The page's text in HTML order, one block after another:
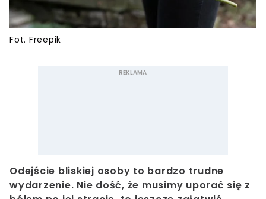
Fot. Freepik
Odejście bliskiej osoby to bardzo trudne
wydarzenie. Nie dość, że musimy uporać się z